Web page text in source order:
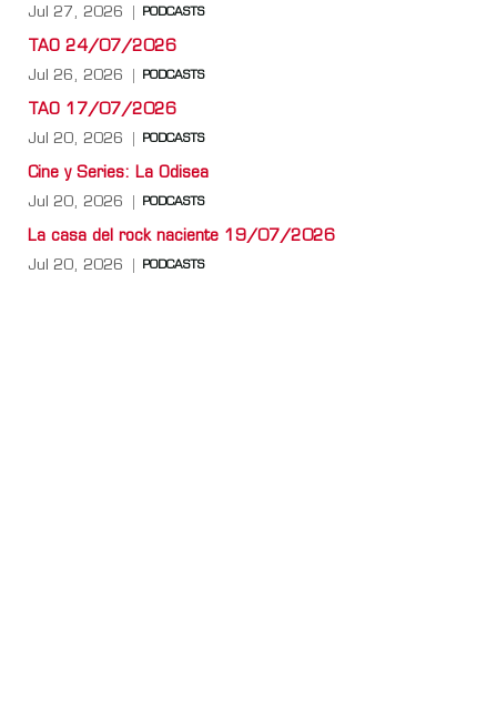
Jul 27, 2026 PODCASTS
TAO 24/07/2026
Jul 26, 2026 PODCASTS
TAO 17/07/2026
Jul 20, 2026 PODCASTS
Cine y Series: La Odisea
Jul 20, 2026 PODCASTS
La casa del rock naciente 19/07/2026
Jul 20, 2026 PODCASTS